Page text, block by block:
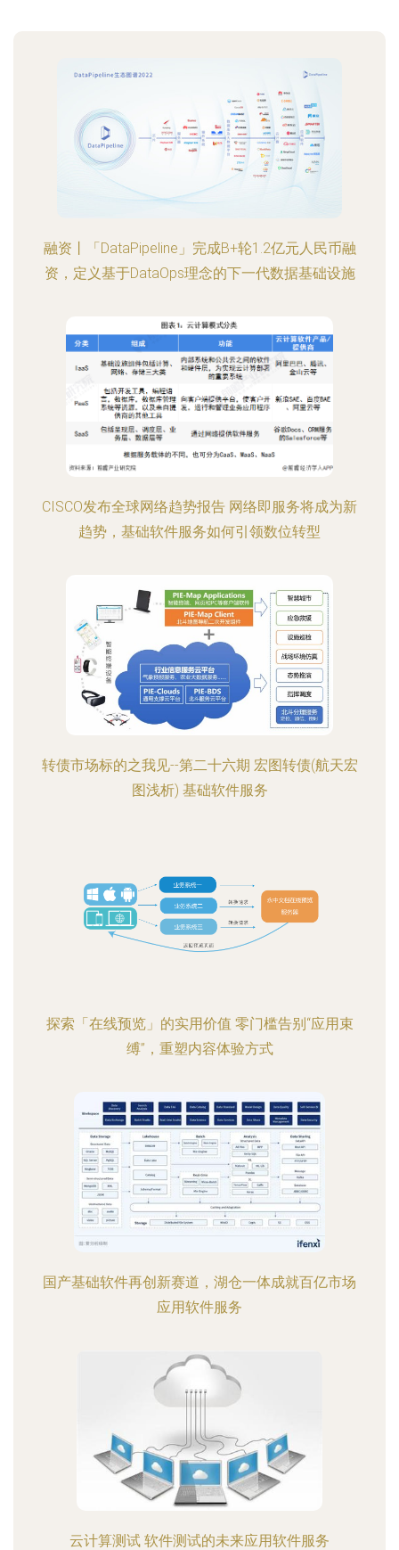
融资丨「DataPipeline」完成B+轮1.2亿元人民币融
资，定义基于DataOps理念的下一代数据基础设施
CISCO发布全球网络趋势报告 网络即服务将成为新
趋势，基础软件服务如何引领数位转型
转债市场标的之我见--第二十六期 宏图转债(航天宏
图浅析) 基础软件服务
探索「在线预览」的实用价值 零门槛告别“应用束
缚”，重塑内容体验方式
国产基础软件再创新赛道，湖仓一体成就百亿市场
应用软件服务
云计算测试 软件测试的未来应用软件服务